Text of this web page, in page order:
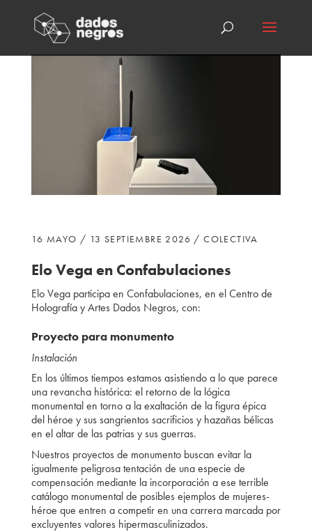
16 MAYO / 13 SEPTIEMBRE 2026 / COLECTIVA
Elo Vega en Confabulaciones
Elo Vega participa en Confabulaciones, en el Centro de
Holografía y Artes Dados Negros, con:
Proyecto para monumento
Instalación
En los últimos tiempos estamos asistiendo a lo que parece
una revancha histórica: el retorno de la lógica
monumental en torno a la exaltación de la figura épica
del héroe y sus sangrientos sacrificios y hazañas bélicas
en el altar de las patrias y sus guerras.
Nuestros proyectos de monumento buscan evitar la
igualmente peligrosa tentación de una especie de
compensación mediante la incorporación a ese terrible
catálogo monumental de posibles ejemplos de mujeres-
héroe que entren a competir en una carrera marcada por
excluyentes valores hipermasculinizados.